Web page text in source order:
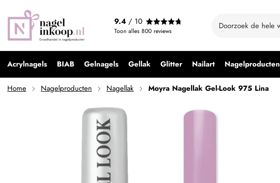
9.4 / 10
Toon alles 800 reviews
Acrylnagels BIAB Gelnagels Gellak Glitter Nailart Nagelproducten
Home Nagelproducten Nagellak Moyra Nagellak Gel-Look 975 Lina
Moyra Nagellak Gel-Look 975 Lina
€ 3,99